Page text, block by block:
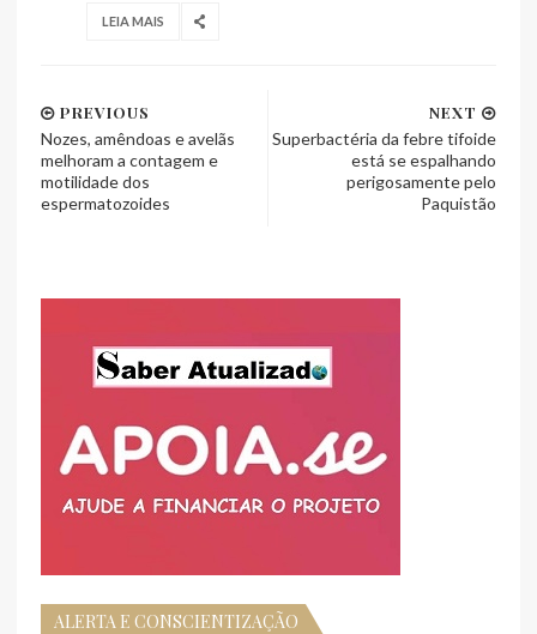
LEIA MAIS
NEXT
Superbactéria da febre tifoide
está se espalhando
perigosamente pelo
Paquistão
PREVIOUS
Nozes, amêndoas e avelãs
melhoram a contagem e
motilidade dos
espermatozoides
ALERTA E CONSCIENTIZAÇÃO